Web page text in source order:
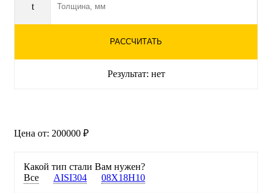
t
РАССЧИТАТЬ
Результат: нет
Цена от: 200000 ₽
Какой тип стали Вам нужен?
Все
AISI304 08Х18Н10